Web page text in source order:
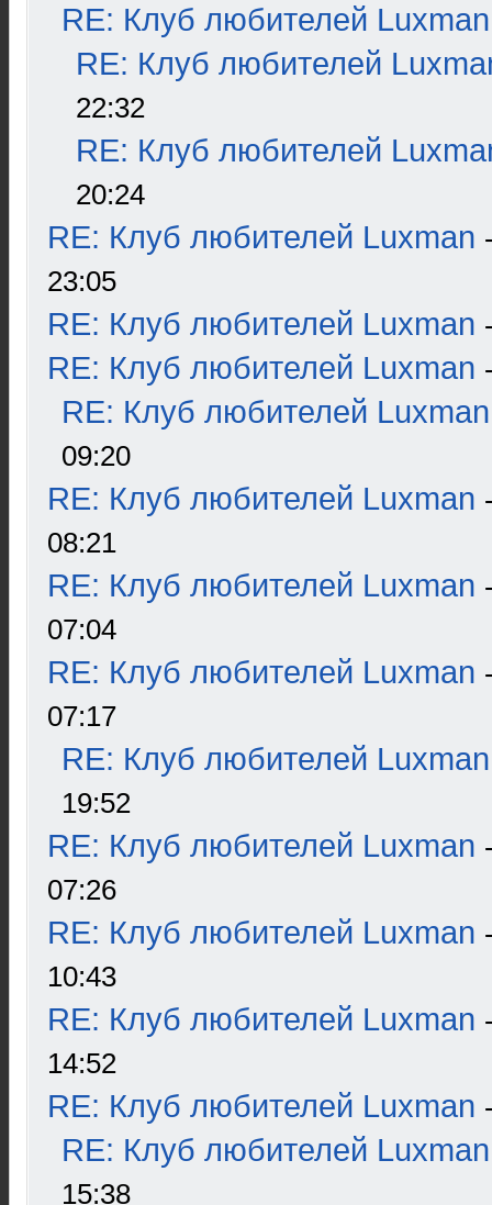
RE: Клуб любителей Luxman
RE: Клуб любителей
22:32
RE: Клуб любителей
20:24
RE: Клуб любителей Luxman
23:05
RE: Клуб любителей Luxman
RE: Клуб любителей Luxman
RE: Клуб любителей Luxman
09:20
RE: Клуб любителей Luxman
08:21
RE: Клуб любителей Luxman
07:04
RE: Клуб любителей Luxman
07:17
RE: Клуб любителей Luxman
19:52
RE: Клуб любителей Luxman
07:26
RE: Клуб любителей Luxman
10:43
RE: Клуб любителей Luxman
14:52
RE: Клуб любителей Luxman
RE: Клуб любителей Luxman
15:38